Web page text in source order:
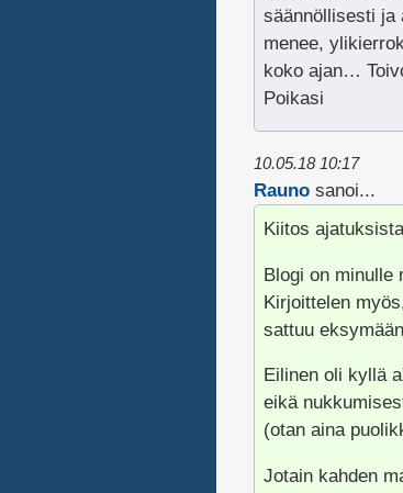
säännöllisesti ja
menee,
koko ajan…
Poikasi
10.05.18 10:17
Raunosanoi...
Kiitos
Blogi on minulle
Kirjoittelen
sattuu
Eilinen oli kyllä
eikä
(otan aina
Jotain kahden